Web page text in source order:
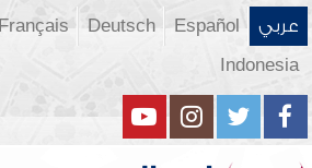
عربي Español
Deutsch
Français
Indonesia